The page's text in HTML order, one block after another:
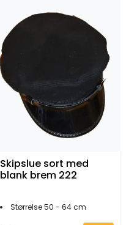
Skipslue sort med
blank brem 222
Størrelse 50 - 64 cm